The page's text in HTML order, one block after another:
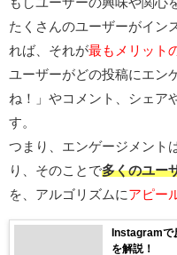
たくさんのユーザーがイン
れば、それが最もメリット
ユーザーがどの投稿にエン
ね！」やコメント、シェア
す。
つまり、エンゲージメント
り、そのことで多くのユー
を、アルゴリズムに アピー
Instagramで
を解説！